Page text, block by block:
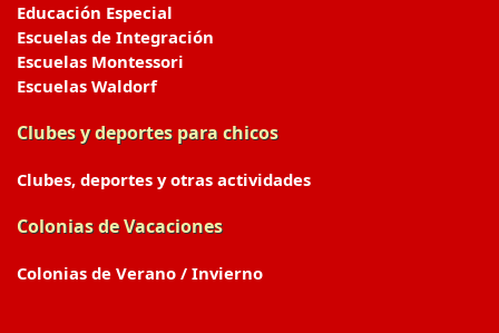
Educación Especial
Escuelas de Integración
Escuelas Montessori
Escuelas Waldorf
Clubes y deportes para chicos
Clubes, deportes y otras actividades
Colonias de Vacaciones
Colonias de Verano / Invierno